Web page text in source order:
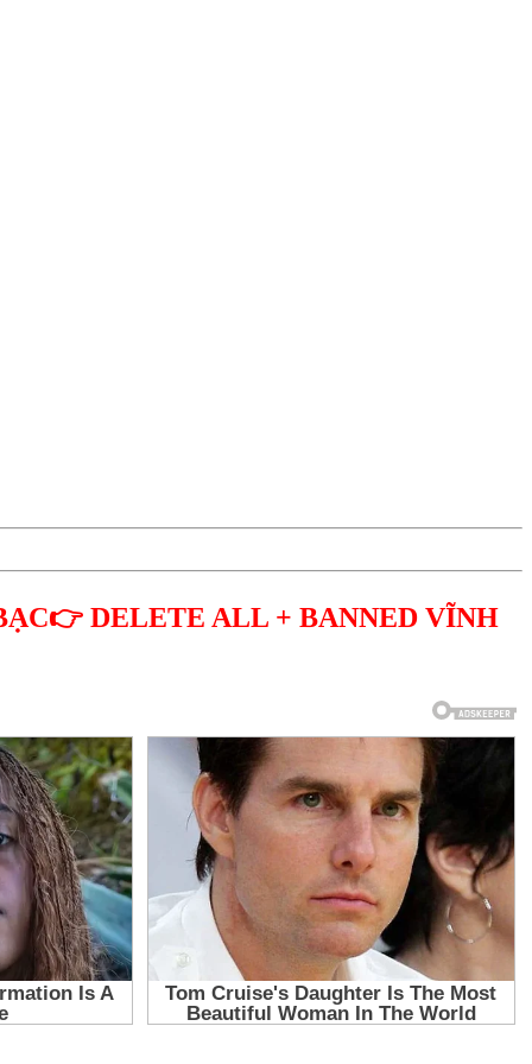
DELETE ALL + BANNED VĨNH